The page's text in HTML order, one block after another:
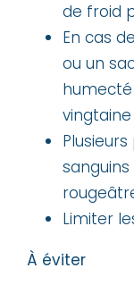
de froid
En cas
ou un
Limiter
À éviter